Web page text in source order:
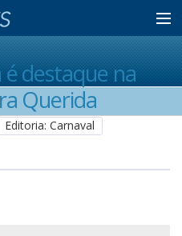
destaque na
Querida
Editoria: Carnaval